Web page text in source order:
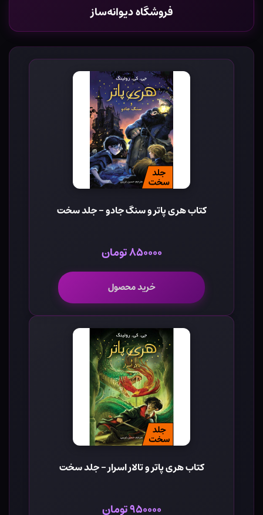
فروشگاه دیوانه‌ساز
کتاب هری پاتر و سنگ جادو - جلد سخت
۸۵۰۰۰۰ تومان
خرید محصول
کتاب هری پاتر و تالار اسرار - جلد سخت
۹۵۰۰۰۰ تومان